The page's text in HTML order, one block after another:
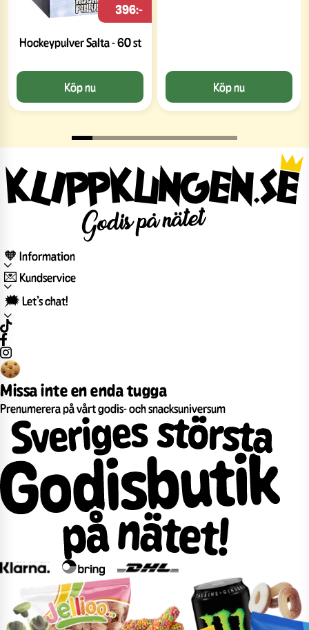
Hockeypulver Salta - 60 st
396:-
Köp nu Köp nu
🧡 Information
💌 Kundservice
🗯️ Let’s chat!
Missa inte en enda tugga
Prenumerera på vårt godis- och snacksuniversum